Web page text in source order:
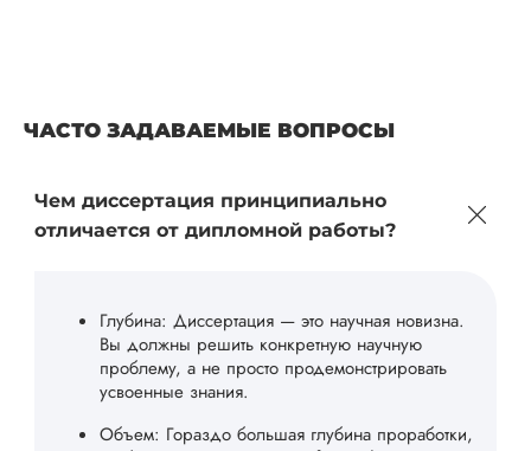
ЧАСТО ЗАДАВАЕМЫЕ ВОПРОСЫ
Чем диссертация принципиально
отличается от дипломной работы?
Глубина: Диссертация — это научная новизна.
Вы должны решить конкретную научную
проблему, а не просто продемонстрировать
усвоенные знания.
Объем: Гораздо большая глубина проработки,